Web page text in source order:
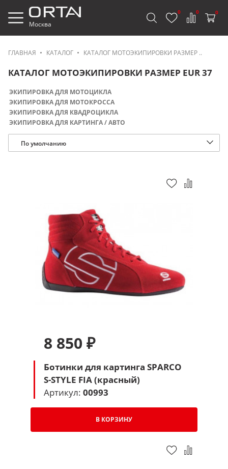
Москва
0 0 0
ГЛАВНАЯ КАТАЛОГ КАТАЛОГ МОТОЭКИПИРОВКИ РАЗМЕР ..
КАТАЛОГ МОТОЭКИПИРОВКИ РАЗМЕР EUR 37
ЭКИПИРОВКА ДЛЯ МОТОЦИКЛА
ЭКИПИРОВКА ДЛЯ МОТОКРОССА
ЭКИПИРОВКА ДЛЯ КВАДРОЦИКЛА
ЭКИПИРОВКА ДЛЯ КАРТИНГА / АВТО
По умолчанию
8 850 ₽
Ботинки для картинга SPARCO
S-STYLE FIA (красный)
Артикул: 00993
В КОРЗИНУ